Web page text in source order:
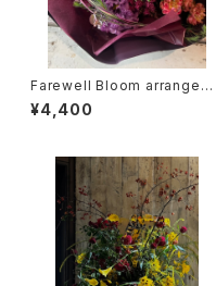
Farewell Bloom arrangeme
nt（TA35）
¥4,400